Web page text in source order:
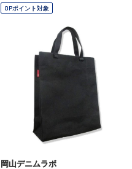
OPポイント対象
岡山デニムラボ